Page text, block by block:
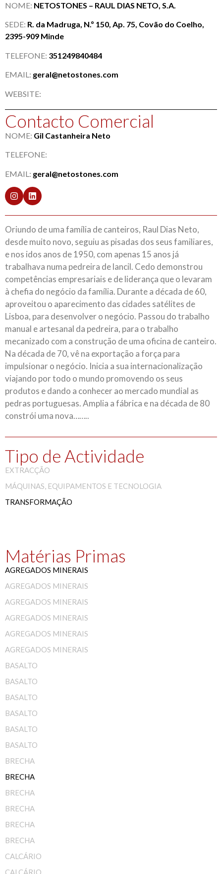
NOME: NETOSTONES – RAUL DIAS NETO, S.A.
SEDE: R. da Madruga, N.º 150, Ap. 75, Covão do Coelho,
2395-909 Minde
TELEFONE: 351249840484
EMAIL: geral@netostones.com
WEBSITE:
Contacto Comercial
NOME: Gil Castanheira Neto
TELEFONE:
EMAIL: geral@netostones.com
Oriundo de uma família de canteiros, Raul Dias Neto,
desde muito novo, seguiu as pisadas dos seus familiares,
e nos idos anos de 1950, com apenas 15 anos já
trabalhava numa pedreira de lancil. Cedo demonstrou
competências empresariais e de liderança que o levaram
à chefia do negócio da família. Durante a década de 60,
aproveitou o aparecimento das cidades satélites de
Lisboa, para desenvolver o negócio. Passou do trabalho
manual e artesanal da pedreira, para o trabalho
mecanizado com a construção de uma oficina de canteiro.
Na década de 70, vê na exportação a força para
impulsionar o negócio. Inicia a sua internacionalização
viajando por todo o mundo promovendo os seus
produtos e dando a conhecer ao mercado mundial as
pedras portuguesas. Amplia a fábrica e na década de 80
constrói uma nova……..
Tipo de Actividade
EXTRACÇÃO
MÁQUINAS, EQUIPAMENTOS E TECNOLOGIA
TRANSFORMAÇÃO
Matérias Primas
AGREGADOS MINERAIS
AGREGADOS MINERAIS
AGREGADOS MINERAIS
AGREGADOS MINERAIS
AGREGADOS MINERAIS
AGREGADOS MINERAIS
BASALTO
BASALTO
BASALTO
BASALTO
BASALTO
BASALTO
BRECHA
BRECHA
BRECHA
BRECHA
BRECHA
BRECHA
CALCÁRIO
CALCÁRIO